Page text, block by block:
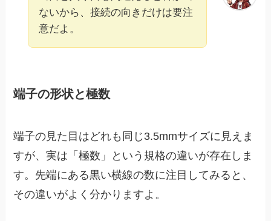
ないから、接続の向きだけは要注
意だよ。
端子の形状と極数
端子の見た目はどれも同じ3.5mmサイズに見えま
すが、実は「極数」という規格の違いが存在しま
す。先端にある黒い横線の数に注目してみると、
その違いがよく分かりますよ。